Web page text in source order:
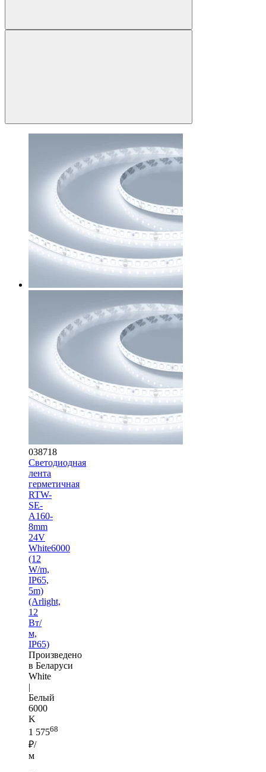
038718
Светодиодная
лента
герметичная
RTW-
SE-
A160-
8mm
24V
White6000
(12
W/m,
IP65,
5m)
(Arlight,
12
Вт/
м,
IP65)
Произведено
в Беларуси
White
|
Белый
6000
K
1 57568
₽/
м